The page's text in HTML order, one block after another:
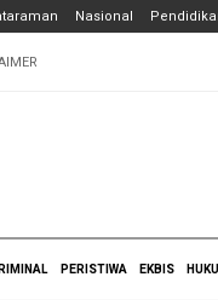
Nasional
PERISTIWA EKBIS